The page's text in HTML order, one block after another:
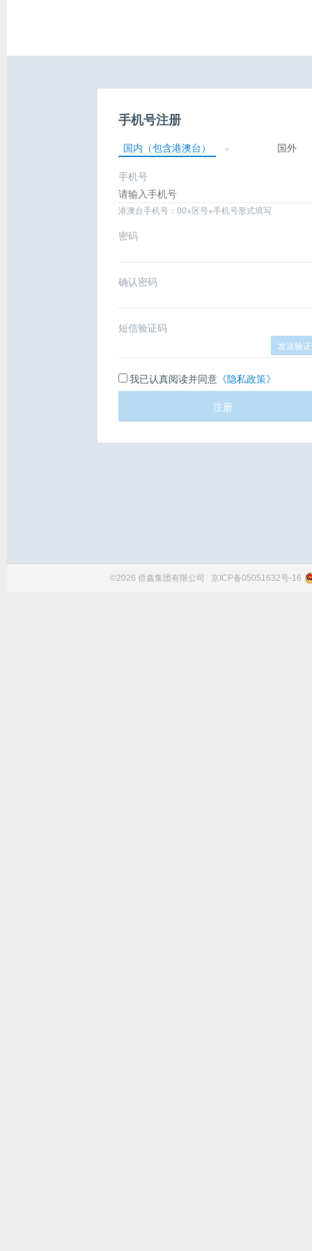
手机号注册
国内（包含港澳台） 国外
手机号
港澳台手机号：00+区号+手机号形式填写
密码
确认密码
短信验证码
发送验
我已认真阅读并同意 《隐私政策》
注册
©2026 侨鑫集团有限公司 京ICP备05051632号-16